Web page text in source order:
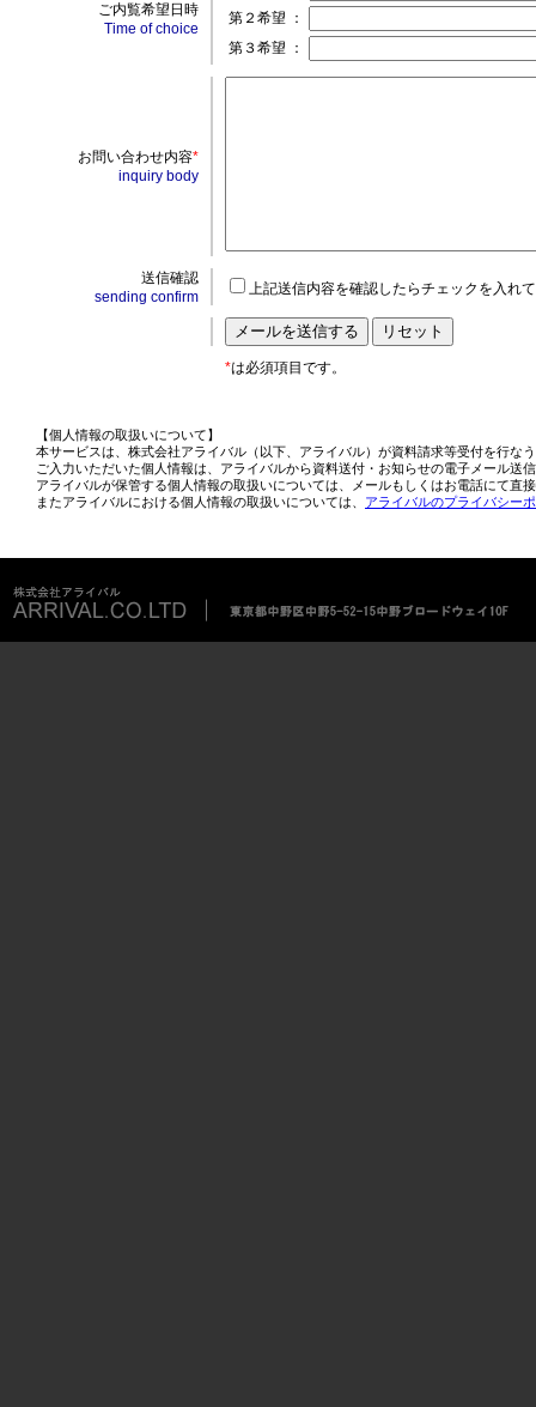
ご内覧希望日時
Time of choice
第２希望 ：
第３希望 ：
お問い合わせ内容*
inquiry body
送信確認
sending confirm
上記送信内容を確認したらチェックを入れ
*は必須項目です。
【個人情報の取扱いについて】
本サービスは、株式会社アライバル（以下、アライバル）が資料請求等受付を行な
ご入力いただいた個人情報は、アライバルから資料送付・お知らせの電子メール送
アライバルが保管する個人情報の取扱いについては、メールもしくはお電話にて直
またアライバルにおける個人情報の取扱いについては、 アライバルのプライバシー